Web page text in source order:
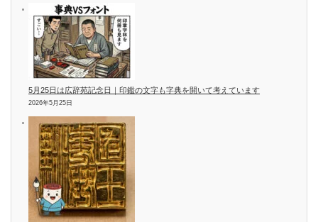
5月25日は広辞苑記念日｜印鑑の文字も字典を開いて考えています
2026年5月25日